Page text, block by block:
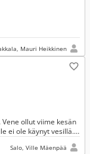
Mauri Heikkinen
ollut viime kesän
ei ole käynyt vesillä.
Salo, Ville Mäenpää